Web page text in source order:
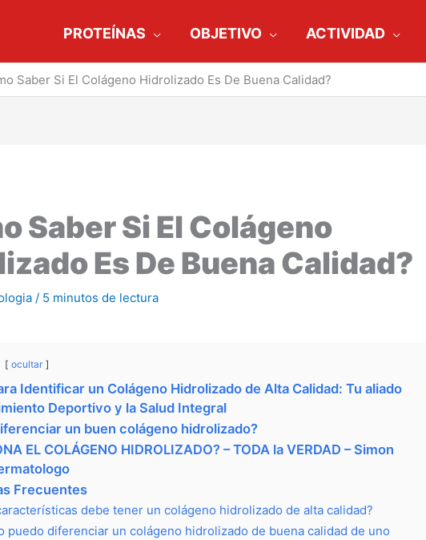
PROTEÍNAS OBJETIVO ACTIVIDAD
Saber Si El Colágeno Hidrolizado Es De Buena Calidad?
Saber Si El Colágeno
Es De Buena Calidad?
/ 5 minutos de lectura
ocultar
Identificar un Colágeno Hidrolizado de Alta Calidad: Tu aliado
Deportivo y la Salud Integral
un buen colágeno hidrolizado?
EL COLÁGENO HIDROLIZADO? – TODA la VERDAD – Simon
Frecuentes
debe tener un colágeno hidrolizado de alta calidad?
puedo diferenciar un colágeno hidrolizado de buena calidad de uno